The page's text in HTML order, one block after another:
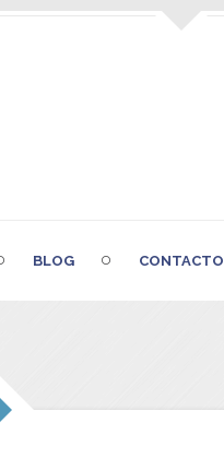
BLOG CONTACTO